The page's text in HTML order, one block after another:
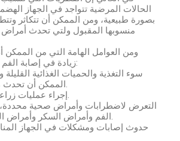
الحالات المرضية تتواجد في الجهاز
بصورة طبيعية، ومن الممكن أن تتكاثر
منسوبها المقبول ولتي تحدث
ومن العوامل الهامة التي من
زيادة في إصابة الفم واللسان:
سوء التغذية والحميات الغذائية
التعرض لاضطرابات وأمراض صحية
حدوث إصابات ومشكلات في الجهاز